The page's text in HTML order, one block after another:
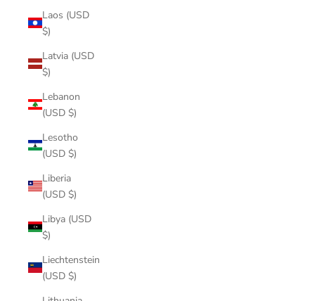
Laos (USD
$)
Latvia (USD
$)
Lebanon
(USD $)
Lesotho
(USD $)
Liberia
(USD $)
Libya (USD
$)
Liechtenstein
(USD $)